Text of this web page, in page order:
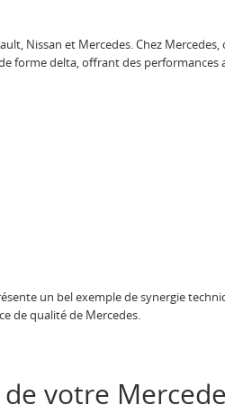
Nissan et Mercedes. Chez
forme delta, offrant des performances
un bel exemple de synergie
de qualité de Mercedes.
votre